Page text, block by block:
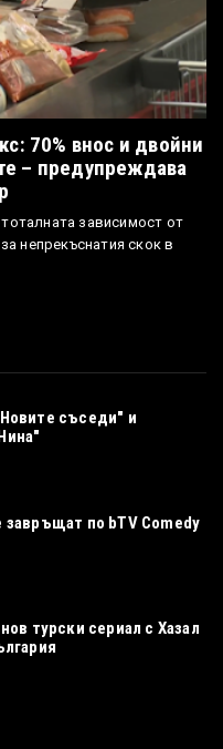
70% внос и двойни
– предупреждава
зависимост от
непрекъснатия скок в
съседи" и
по bTV Comedy
турски сериал с Хазал